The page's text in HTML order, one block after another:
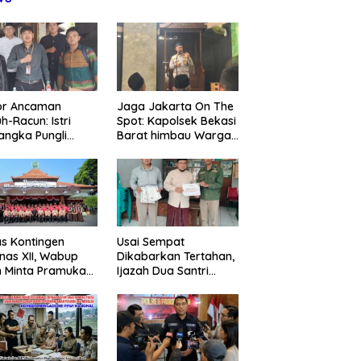
Polsek Kebon Jeruk
Warga Dirampas
Paksaan
Polres Pasuruan Nonjobkan
Wujud Komitmen Transparansi
Penanganan Dugaan
Penganiayaan
Ancaman
Racun: Istri
Pungli
G Mengaku
Kadis
Jaga Jakarta On The
Spot: Kapolsek Bekasi
Barat himbau Warga
Tawuran Usai Sholat
Jumat
Kontingen
XII, Wabup
Minta Pramuka
Usai Sempat
Dikabarkan Tertahan,
Ijazah Dua Santri
Secara Cuma-cuma